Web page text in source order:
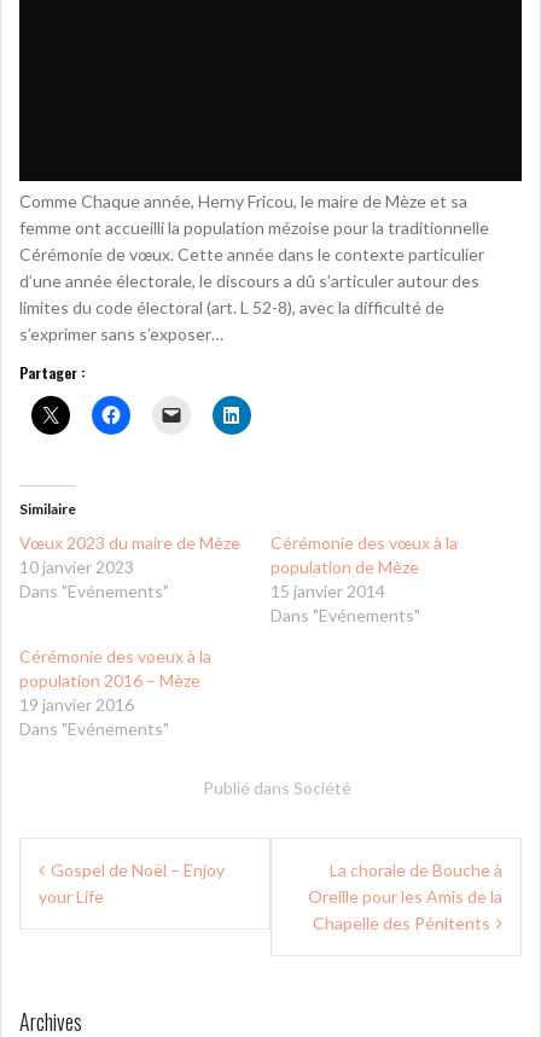
Comme Chaque année, Herny Fricou, le maire de Mèze et sa
femme ont accueilli la population mézoise pour la traditionnelle
Cérémonie de vœux. Cette année dans le contexte particulier
d’une année électorale, le discours a dû s’articuler autour des
limites du code électoral (art. L 52-8), avec la difficulté de
s’exprimer sans s’exposer…
Partager :
Similaire
Vœux 2023 du maire de Mèze
10 janvier 2023
Dans "Evénements"
Cérémonie des vœux à la
population de Mèze
15 janvier 2014
Dans "Evénements"
Cérémonie des voeux à la
population 2016 – Mèze
19 janvier 2016
Dans "Evénements"
Publié dans Société
Navigation
deGospel de Noël – Enjoy
your Life
La chorale de Bouche à
Oreille pour les Amis de la
Chapelle des Pénitents
Archives